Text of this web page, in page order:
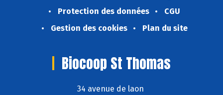
Protection des données
CGU
Gestion des cookies
Plan du site
Biocoop St Thomas
34 avenue de laon